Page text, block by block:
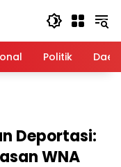
Politik
Deportasi:
WNA